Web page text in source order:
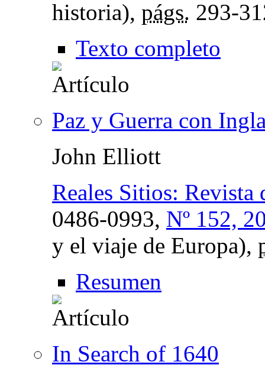
historia), págs. 293-
Texto completo
Paz y Guerra con
John Elliott
Reales Sitios:
0486-0993, Nº 152,
y el viaje de Europa),
Resumen
In Search of 1640